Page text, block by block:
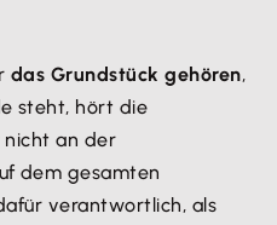
das Grundstück gehören,
steht, hört die
nicht an der
dem gesamten
verantwortlich, als